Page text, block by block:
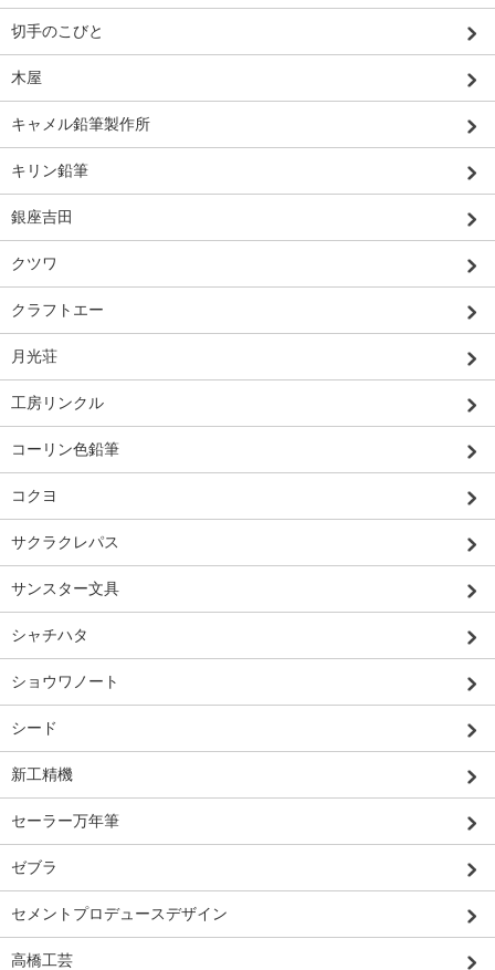
切手のこびと
木屋
キャメル鉛筆製作所
キリン鉛筆
銀座吉田
クツワ
クラフトエー
月光荘
工房リンクル
コーリン色鉛筆
コクヨ
サクラクレパス
サンスター文具
シャチハタ
ショウワノート
シード
新工精機
セーラー万年筆
ゼブラ
セメントプロデュースデザイン
高橋工芸